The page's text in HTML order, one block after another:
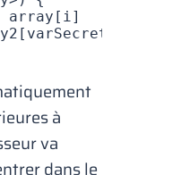
array [i]
[varSecret]
à
va
dans le